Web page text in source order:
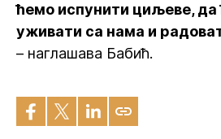
ћемо испунити циљеве, да
уживати са нама и
– наглашава Бабић.